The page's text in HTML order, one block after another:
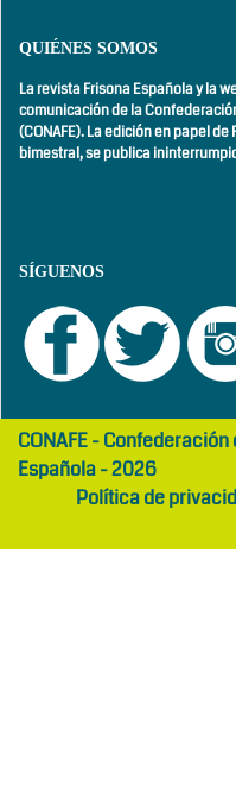
QUIÉNES SOMOS
La revista Frisona Española y la
comunicación de la
(CONAFE). La edición en papel
bimestral,se publica
SÍGUENOS
girls
abaya
maltepe
otelCONAFE -
Española - 2026
Política de